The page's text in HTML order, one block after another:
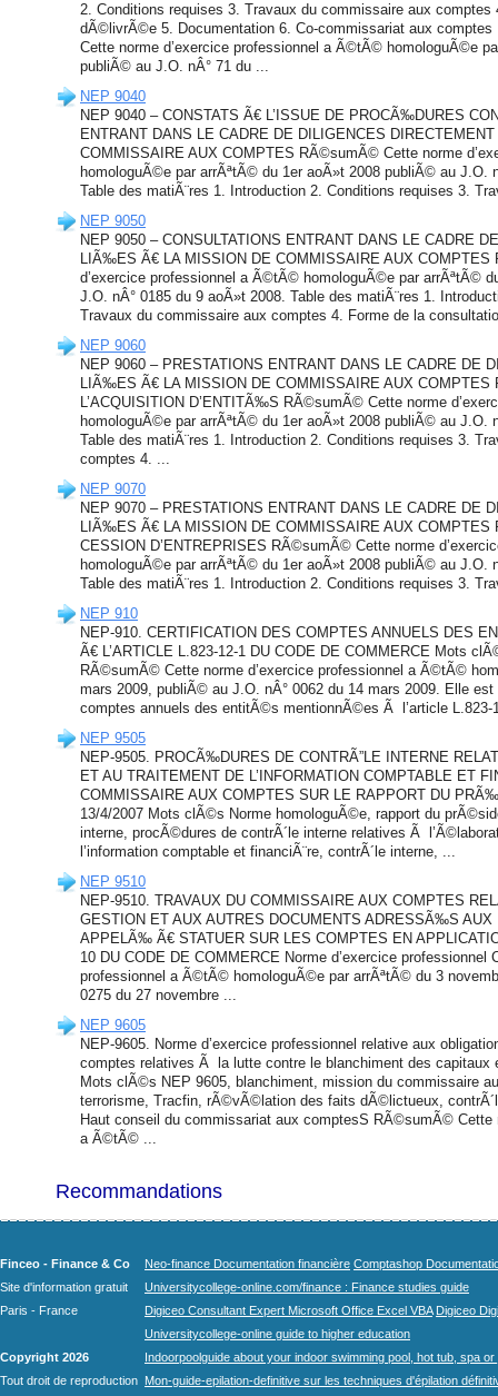
2. Conditions requises 3. Travaux du commissaire aux comptes
dÃ©livrÃ©e 5. Documentation 6. Co-commissariat aux comptes
Cette norme d’exercice professionnel a Ã©tÃ© homologuÃ©e
publiÃ© au J.O. nÂ° 71 du ...
NEP 9040
NEP 9040 – CONSTATS Ã€ L’ISSUE DE PROCÃ‰DURES
ENTRANT DANS LE CADRE DE DILIGENCES
COMMISSAIRE AUX COMPTES RÃ©sumÃ© Cette norme
homologuÃ©e par arrÃªtÃ© du 1er aoÃ»t 2008 publiÃ© au J.O.
Table des matiÃ¨res 1. Introduction 2. Conditions requises 3.
NEP 9050
NEP 9050 – CONSULTATIONS ENTRANT DANS LE CADRE
LIÃ‰ES Ã€ LA MISSION DE COMMISSAIRE AUX
d’exercice professionnel a Ã©tÃ© homologuÃ©e par arrÃªtÃ©
J.O. nÂ° 0185 du 9 aoÃ»t 2008. Table des matiÃ¨res 1.
Travaux du commissaire aux comptes 4. Forme de la
NEP 9060
NEP 9060 – PRESTATIONS ENTRANT DANS LE CADRE DE
LIÃ‰ES Ã€ LA MISSION DE COMMISSAIRE AUX COMPTES
L’ACQUISITION D’ENTITÃ‰S RÃ©sumÃ© Cette norme
homologuÃ©e par arrÃªtÃ© du 1er aoÃ»t 2008 publiÃ© au J.O.
Table des matiÃ¨res 1. Introduction 2. Conditions requises 3.
comptes 4. ...
NEP 9070
NEP 9070 – PRESTATIONS ENTRANT DANS LE CADRE DE
LIÃ‰ES Ã€ LA MISSION DE COMMISSAIRE AUX COMPTES
CESSION D’ENTREPRISES RÃ©sumÃ© Cette norme
homologuÃ©e par arrÃªtÃ© du 1er aoÃ»t 2008 publiÃ© au J.O.
Table des matiÃ¨res 1. Introduction 2. Conditions requises 3.
NEP 910
NEP-910. CERTIFICATION DES COMPTES ANNUELS DES
Ã€ L’ARTICLE L.823-12-1 DU CODE DE COMMERCE Mots
RÃ©sumÃ© Cette norme d’exercice professionnel a Ã©tÃ©
mars 2009, publiÃ© au J.O. nÂ° 0062 du 14 mars 2009. Elle
comptes annuels des entitÃ©s mentionnÃ©es Ã l’article L.823-
NEP 9505
NEP-9505. PROCÃ‰DURES DE CONTRÃ”LE INTERNE
ET AU TRAITEMENT DE L’INFORMATION COMPTABLE ET
COMMISSAIRE AUX COMPTES SUR LE RAPPORT DU
13/4/2007 Mots clÃ©s Norme homologuÃ©e, rapport du
interne, procÃ©dures de contrÃ´le interne relatives Ã
l’information comptable et financiÃ¨re, contrÃ´le interne, ...
NEP 9510
NEP-9510. TRAVAUX DU COMMISSAIRE AUX COMPTES
GESTION ET AUX AUTRES DOCUMENTS ADRESSÃ‰S
APPELÃ‰ Ã€ STATUER SUR LES COMPTES EN
10 DU CODE DE COMMERCE Norme d’exercice professionnel
professionnel a Ã©tÃ© homologuÃ©e par arrÃªtÃ© du 3
0275 du 27 novembre ...
NEP 9605
NEP-9605. Norme d’exercice professionnel relative aux
comptes relatives Ã la lutte contre le blanchiment des capitaux
Mots clÃ©s NEP 9605, blanchiment, mission du commissaire
terrorisme, Tracfin, rÃ©vÃ©lation des faits dÃ©lictueux,
Haut conseil du commissariat aux comptesS RÃ©sumÃ© Cette
a Ã©tÃ© ...
Recommandations
Finceo - Finance & Co
Site d'information gratuit
Paris - France
Copyright 2026
Tout droit de reproduction
Neo-finance Documentation financière Comptashop
Universitycollege-online.com/finance : Finance studies guide
Digiceo Consultant Expert Microsoft Office Excel VBA Digiceo
Universitycollege-online guide to higher education
Indoorpoolguide about your indoor swimming pool, hot tub, spa
Mon-guide-epilation-definitive sur les techniques d'épilation